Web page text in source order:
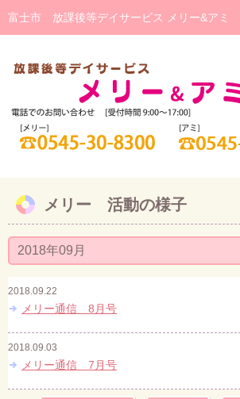
富士市 放課後等デイサービス メリー&アミ
メリー 活動の様子
アミ(重症心身障害児)
アミ 活動の様子
研修・相談
ご利用までの流れ
スタッフ紹介
メリー 活動の様子
2018年09月
2018.09.22
メリー通信 8月号
2018.09.03
メリー通信 7月号